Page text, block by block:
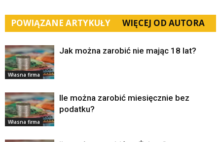
POWIĄZANE ARTYKUŁY WIĘCEJ OD AUTORA
Własna firma
Jak można zarobić nie mając 18 lat?
Własna firma
Ile można zarobić miesięcznie bez
podatku?